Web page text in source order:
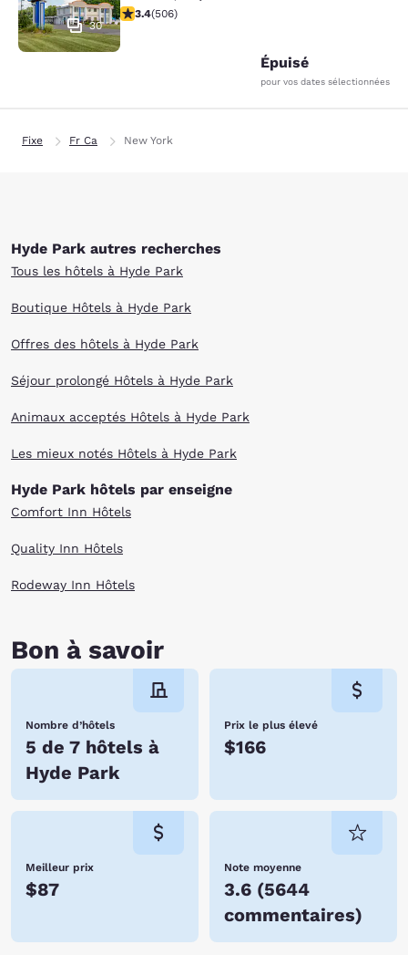
30
3.42 étoiles. Bien. 506 commentaires
3.4(506)
Épuisé
pour vos dates sélectionnées
Fixe Fr Ca New York
Hyde Park autres recherches
Tous les hôtels à Hyde Park
Boutique Hôtels à Hyde Park
Offres des hôtels à Hyde Park
Séjour prolongé Hôtels à Hyde Park
Animaux acceptés Hôtels à Hyde Park
Les mieux notés Hôtels à Hyde Park
Hyde Park hôtels par enseigne
Comfort Inn Hôtels
Quality Inn Hôtels
Rodeway Inn Hôtels
Bon à savoir
Nombre d’hôtels
5 de 7 hôtels à
Hyde Park
Prix le plus élevé
$166
Meilleur prix
$87
Note moyenne
3.6 (5644
commentaires)